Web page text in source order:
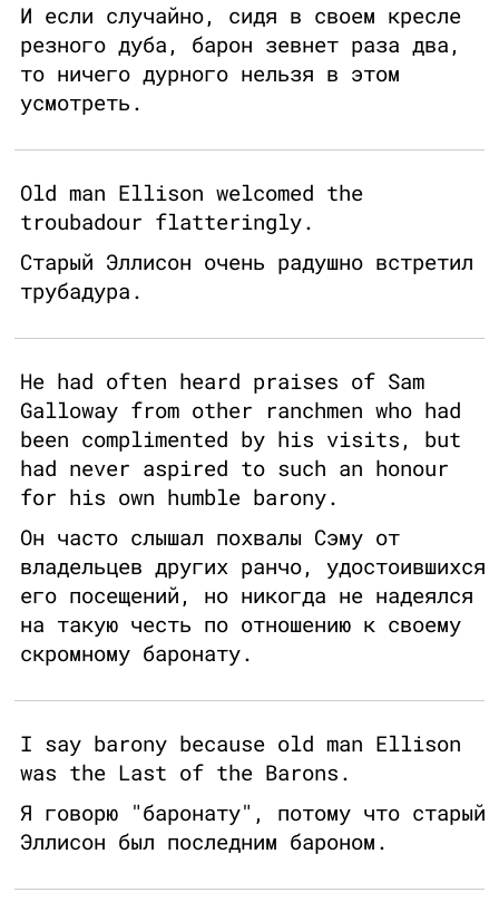
И если случайно, сидя в своем кресле
резного дуба, барон зевнет раза два,
то ничего дурного нельзя в этом
усмотреть.
Old man Ellison welcomed the
troubadour flatteringly.
Старый Эллисон очень радушно встретил
трубадура.
He had often heard praises of Sam
Galloway from other ranchmen who had
been complimented by his visits, but
had never aspired to such an honour
for his own humble barony.
Он часто слышал похвалы Сэму от
владельцев других ранчо, удостоившихся
его посещений, но никогда не надеялся
на такую честь по отношению к своему
скромному баронату.
I say barony because old man Ellison
was the Last of the Barons.
Я говорю "баронату", потому что старый
Эллисон был последним бароном.